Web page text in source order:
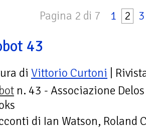
Pagina 2 di 7 1 2 3
43
di Vittorio Curtoni |
n. 43 - Associazione Delos
di Ian Watson, Roland